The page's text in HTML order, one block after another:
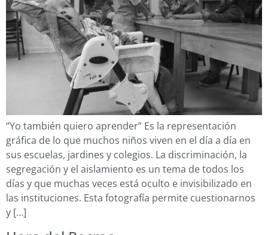
“Yo también quiero aprender” Es la representación
gráfica de lo que muchos niños viven en el día a día en
sus escuelas, jardines y colegios. La discriminación, la
segregación y el aislamiento es un tema de todos los
días y que muchas veces está oculto e invisibilizado en
las instituciones. Esta fotografía permite cuestionarnos
y […]